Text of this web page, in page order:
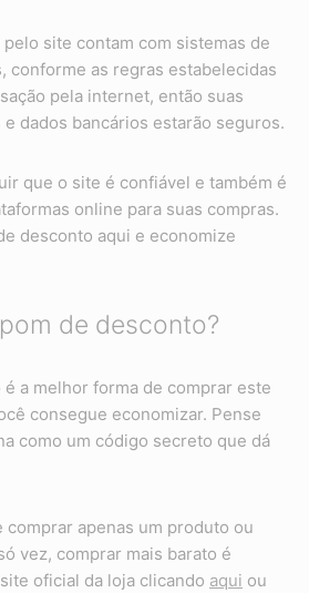
site contam com sistemas de
conforme as regras estabelecidas
pela internet, então suas
dados bancários estarão seguros.
que o site é confiável e também é
online para suas compras.
desconto aqui e economize
de desconto?
a melhor forma de comprar este
consegue economizar. Pense
como um código secreto que dá
comprar apenas um produto ou
vez, comprar mais barato é
oficial da loja clicando aqui ou